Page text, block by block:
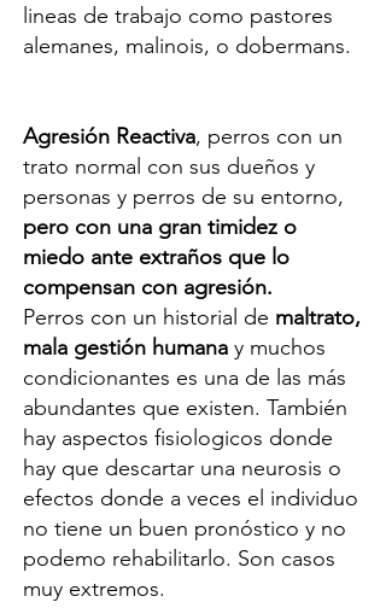
lineas de trabajo como pastores
alemanes, malinois, o dobermans.
Agresión Reactiva, perros con un
trato normal con sus dueños y
personas y perros de su entorno,
pero con una gran timidez o
miedo ante extraños que lo
compensan con agresión.
Perros con un historial de maltrato,
mala gestión humana y muchos
condicionantes es una de las más
abundantes que existen. También
hay aspectos fisiologicos donde
hay que descartar una neurosis o
efectos donde a veces el individuo
no tiene un buen pronóstico y no
podemo rehabilitarlo. Son casos
muy extremos.